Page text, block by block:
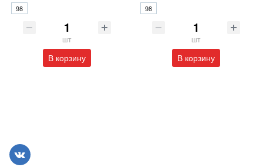
98
шт
В корзину
98
шт
В корзину